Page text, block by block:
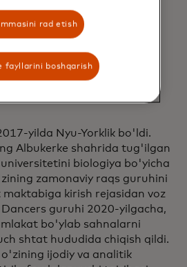
Halter
yilda Nyu-Yorklik bo'ldi.
Albukerke shahrida tug'ilgan
biologiya bo'yicha
zamonaviy raqs guruhini
kirish rejasidan voz
Dancers guruhi 2020-yilgacha,
bo'ylab sahnalarni
shtat hududida chiqish qildi.
ijodiy va analitik
rad etish
fayllarini boshqarish